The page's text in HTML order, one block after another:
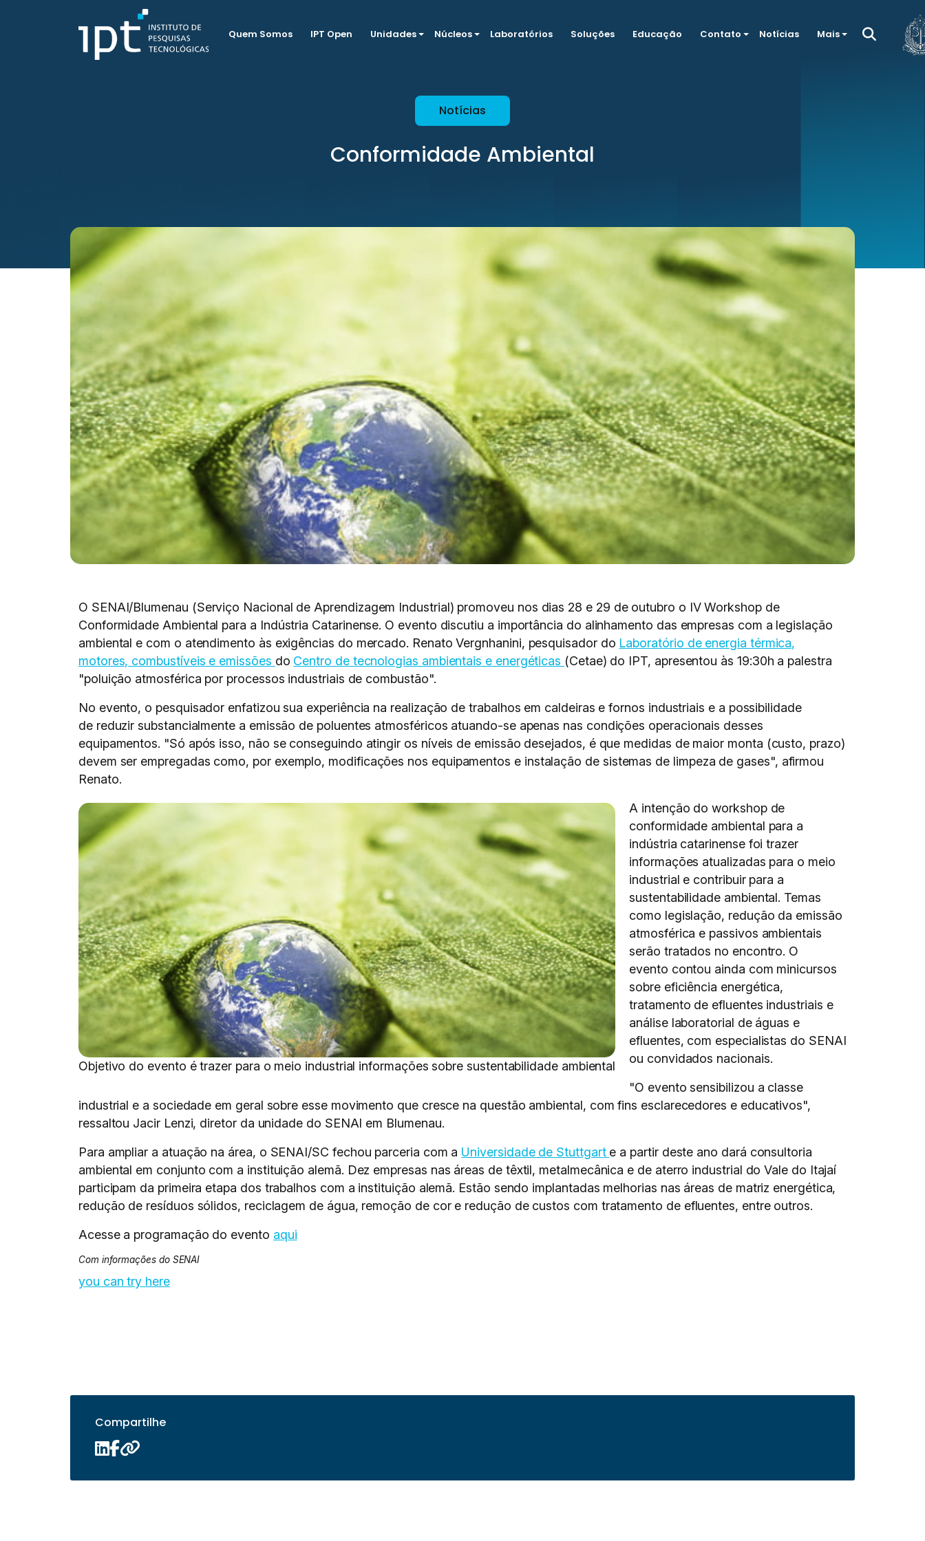
Quem Somos IPT Open Unidades Núcleos Laboratórios Soluções Educação Contato Notícias Mais
Notícias
Conformidade Ambiental
O SENAI/Blumenau (Serviço Nacional de Aprendizagem Industrial) promoveu nos dias 28 e 29 de outubro o IV Workshop de
Conformidade Ambiental para a Indústria Catarinense. O evento discutiu a importância do alinhamento das empresas com a legislação
ambiental e com o atendimento às exigências do mercado. Renato Vergnhanini, pesquisador do Laboratório de energia térmica,
motores, combustíveis e emissões do Centro de tecnologias ambientais e energéticas (Cetae) do IPT, apresentou às 19:30h a palestra
"poluição atmosférica por processos industriais de combustão".
No evento, o pesquisador enfatizou sua experiência na realização de trabalhos em caldeiras e fornos industriais e a possibilidade
de reduzir substancialmente a emissão de poluentes atmosféricos atuando-se apenas nas condições operacionais desses
equipamentos. "Só após isso, não se conseguindo atingir os níveis de emissão desejados, é que medidas de maior monta (custo, prazo)
devem ser empregadas como, por exemplo, modificações nos equipamentos e instalação de sistemas de limpeza de gases", afirmou
Renato.
Objetivo do evento é trazer para o meio industrial informações sobre sustentabilidade ambiental
A intenção do workshop de
conformidade ambiental para a
indústria catarinense foi trazer
informações atualizadas para o meio
industrial e contribuir para a
sustentabilidade ambiental. Temas
como legislação, redução da emissão
atmosférica e passivos ambientais
serão tratados no encontro. O
evento contou ainda com minicursos
sobre eficiência energética,
tratamento de efluentes industriais e
análise laboratorial de águas e
efluentes, com especialistas do SENAI
ou convidados nacionais.
"O evento sensibilizou a classe
industrial e a sociedade em geral sobre esse movimento que cresce na questão ambiental, com fins esclarecedores e educativos",
ressaltou Jacir Lenzi, diretor da unidade do SENAI em Blumenau.
Para ampliar a atuação na área, o SENAI/SC fechou parceria com a Universidade de Stuttgart e a partir deste ano dará consultoria
ambiental em conjunto com a instituição alemã. Dez empresas nas áreas de têxtil, metalmecânica e de aterro industrial do Vale do Itajaí
participam da primeira etapa dos trabalhos com a instituição alemã. Estão sendo implantadas melhorias nas áreas de matriz energética,
redução de resíduos sólidos, reciclagem de água, remoção de cor e redução de custos com tratamento de efluentes, entre outros.
Acesse a programação do evento aqui
Com informações do SENAI
you can try here
Compartilhe